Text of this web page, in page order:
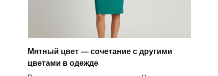
Мятный цвет — сочетание с другими
цветами в одежде